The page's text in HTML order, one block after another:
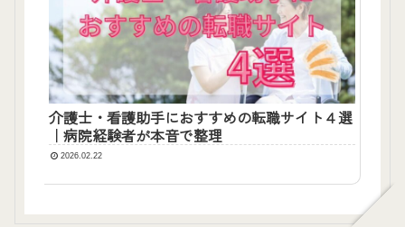
介護士・看護助手におすすめの転職サイト４選
｜病院経験者が本音で整理
2026.02.22